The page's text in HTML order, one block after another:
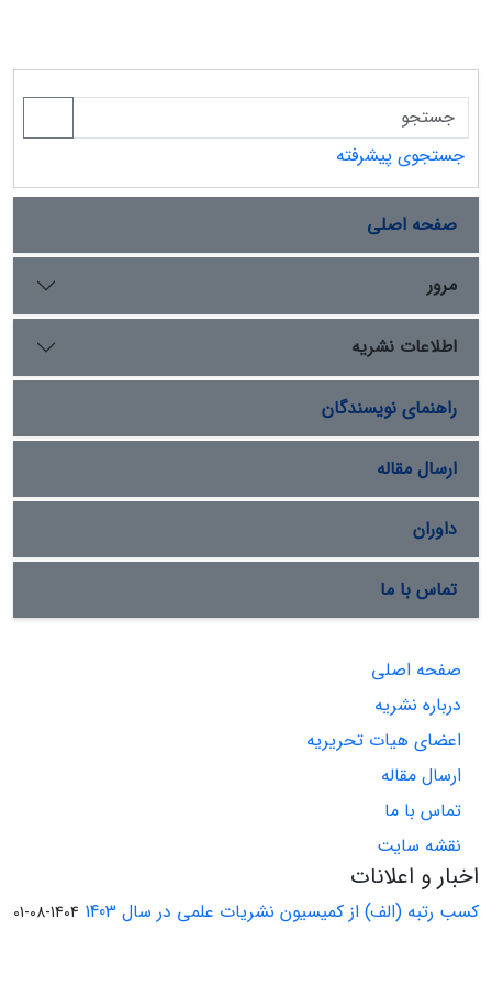
مؤلفه‌های هویتی تجدد و اهل تسنن نیز اغلب با جهت‌گیری
منفی همراه بوده است. این نوع سیاست هویت اعمالی باعث
عدم تقویت هویت‌های چندگانه برجسته دانش‌آموزان می‌شود
که تضعیف هویت ملی و در نهایت تهدید امنیت ملی را به
همراه خواهد داشت.
جستجوی پیشرفته
صفحه اصلی
مرور
اطلاعات نشریه
راهنمای نویسندگان
ارسال مقاله
داوران
تماس با ما
صفحه اصلی
درباره نشریه
اعضای هیات تحریریه
ارسال مقاله
تماس با ما
نقشه سایت
اخبار و اعلانات
کسب رتبه (الف) از کمیسیون نشریات علمی در سال 1403 1404-08-01